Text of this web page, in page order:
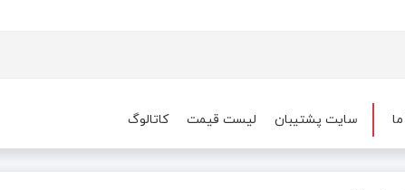
سایت پشتیبان لیست قیمت کاتالوگ